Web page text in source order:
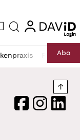
Suche login
RechtAbo
FacebookInstagram